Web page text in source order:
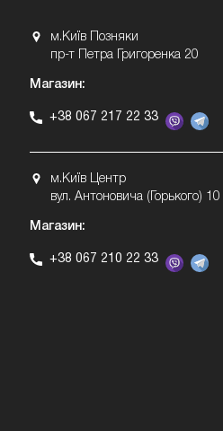
м.Київ Позняки
пр-т Петра Григоренка 20
Магазин:
+38 067 217 22 33
м.Київ Центр
вул. Антоновича (Горького) 10
Магазин:
+38 067 210 22 33